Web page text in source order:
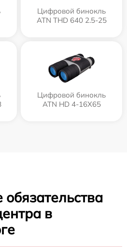
Цифровой бинокль
ATN THD 640 2.5-25
Цифровой бинокль
ATN HD 4-16X65
в